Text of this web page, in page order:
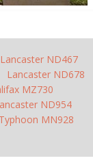
Lancaster ND467
Lancaster ND678
MZ730
ND954
Typhoon MN928